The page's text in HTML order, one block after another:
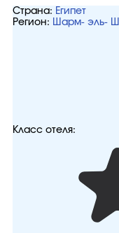
Страна: Египет
Регион: Шарм- эль-
Класс отеля: